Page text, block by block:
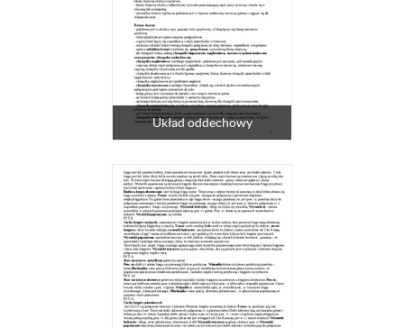
Układ oddechowy